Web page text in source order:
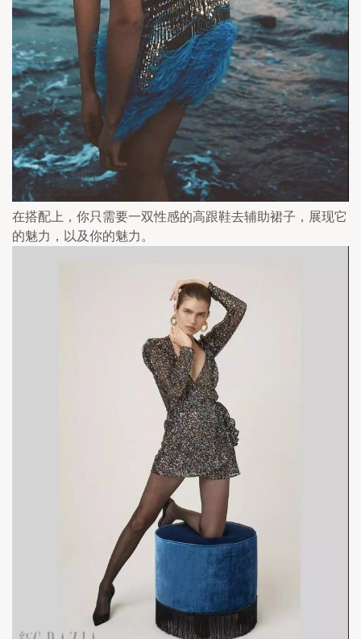
在搭配上，你只需要一双性感的高跟鞋去辅助裙子，展现它
的魅力，以及你的魅力。